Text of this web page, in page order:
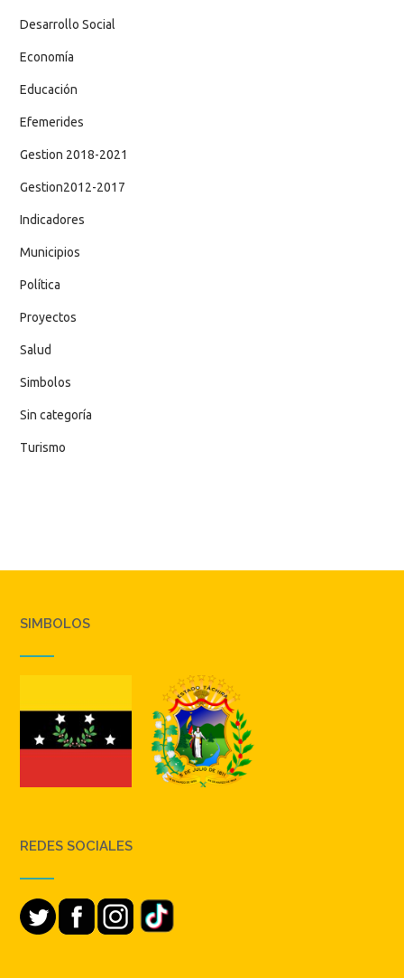
Desarrollo Social
Economía
Educación
Efemerides
Gestion 2018-2021
Gestion2012-2017
Indicadores
Municipios
Política
Proyectos
Salud
Simbolos
Sin categoría
Turismo
SIMBOLOS
REDES SOCIALES